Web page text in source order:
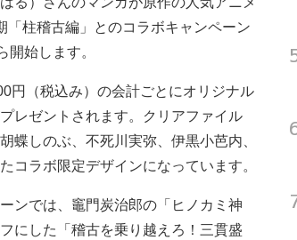
「柱稽古編」とのコラボキャンペーン
開始します。
円（税込み）の会計ごとにオリジナル
レゼントされます。クリアファイル
蝶しのぶ、不死川実弥、伊黒小芭内、
コラボ限定デザインになっています。
ンでは、竈門炭治郎の「ヒノカミ神
にした「稽古を乗り越えろ！三貫盛